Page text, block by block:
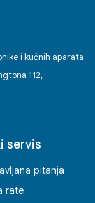
i kućnih aparata.
112,
servis
pitanja
rate